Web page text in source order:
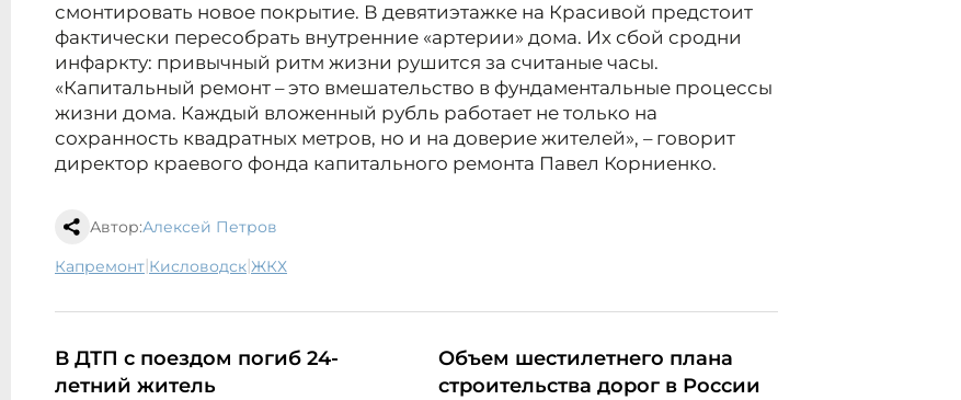
смонтировать новое покрытие. В девятиэтажке на Красивой предстоит
фактически пересобрать внутренние «артерии» дома. Их сбой сродни
инфаркту: привычный ритм жизни рушится за считаные часы.
«Капитальный ремонт – это вмешательство в фундаментальные процессы
жизни дома. Каждый вложенный рубль работает не только на
сохранность квадратных метров, но и на доверие жителей», – говорит
директор краевого фонда капитального ремонта Павел Корниенко.
Автор:Алексей Петров
капремонт| Кисловодск| ЖКХ
В ДТП с поездом погиб 24-
летний житель
Объем шестилетнего плана
строительства дорог в России